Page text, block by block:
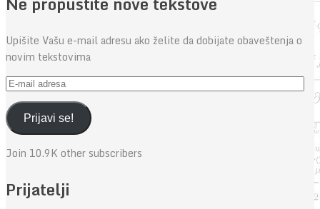
Upišite Vašu e-mail adresu ako želite da dobijate obaveštenja o
novim tekstovima
E-
mail
adresaPrijavi se!
Join 10.9K other subscribers
Prijatelji